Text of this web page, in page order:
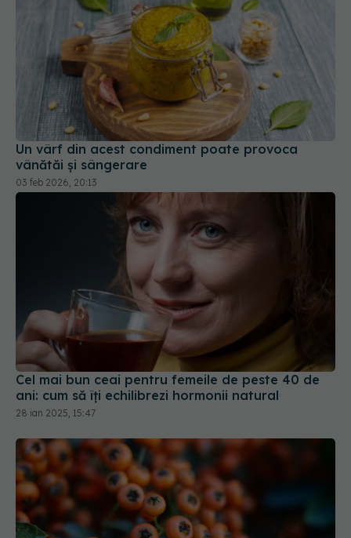
Un vârf din acest condiment poate provoca
vânătăi și sângerare
03 feb 2026, 20:13
Cel mai bun ceai pentru femeile de peste 40 de
ani: cum să îți echilibrezi hormonii natural
28 ian 2025, 15:47